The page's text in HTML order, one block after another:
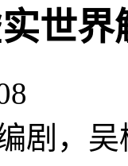
世界
剧，